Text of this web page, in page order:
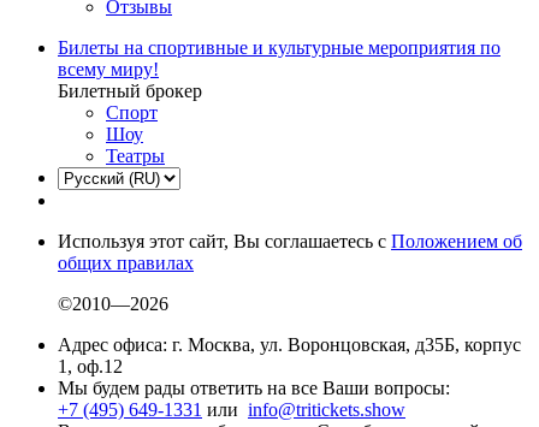
Отзывы
Билеты на спортивные и культурные мероприятия по
всему миру!
Билетный брокер
Спорт
Шоу
Театры
Используя этот сайт, Вы соглашаетесь с Положением об
общих правилах
©2010—2026
Адрес офиса: г. Москва, ул. Воронцовская, д35Б, корпус
1, оф.12
Мы будем рады ответить на все Ваши вопросы:
+7 (495) 649-1331 или info@tritickets.show